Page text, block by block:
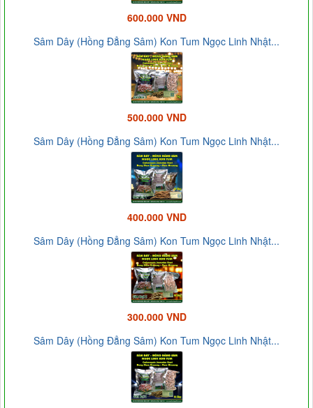
600.000 VND
Sâm Dây (Hồng Đẳng Sâm) Kon Tum Ngọc Linh Nhật...
500.000 VND
Sâm Dây (Hồng Đẳng Sâm) Kon Tum Ngọc Linh Nhật...
400.000 VND
Sâm Dây (Hồng Đẳng Sâm) Kon Tum Ngọc Linh Nhật...
300.000 VND
Sâm Dây (Hồng Đẳng Sâm) Kon Tum Ngọc Linh Nhật...